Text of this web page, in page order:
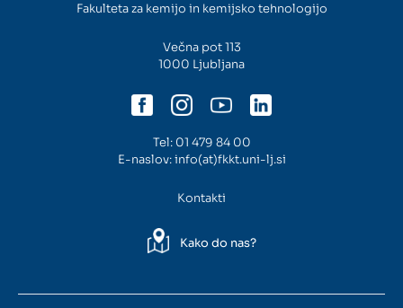
Fakulteta za kemijo in kemijsko tehnologijo
Večna pot 113
1000 Ljubljana
Tel: 01 479 84 00
E-naslov:info(at)fkkt.uni-lj.si
Kontakti
Kako do nas?